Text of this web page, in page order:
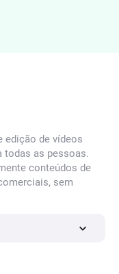
por IA
edição de vídeos
todas as pessoas.
conteúdos de
sem